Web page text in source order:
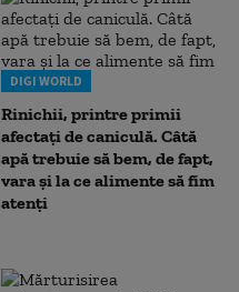
DIGI WORLD
Rinichii, printre primii
afectați de caniculă. Câtă
apă trebuie să bem, de fapt,
vara și la ce alimente să fim
atenți